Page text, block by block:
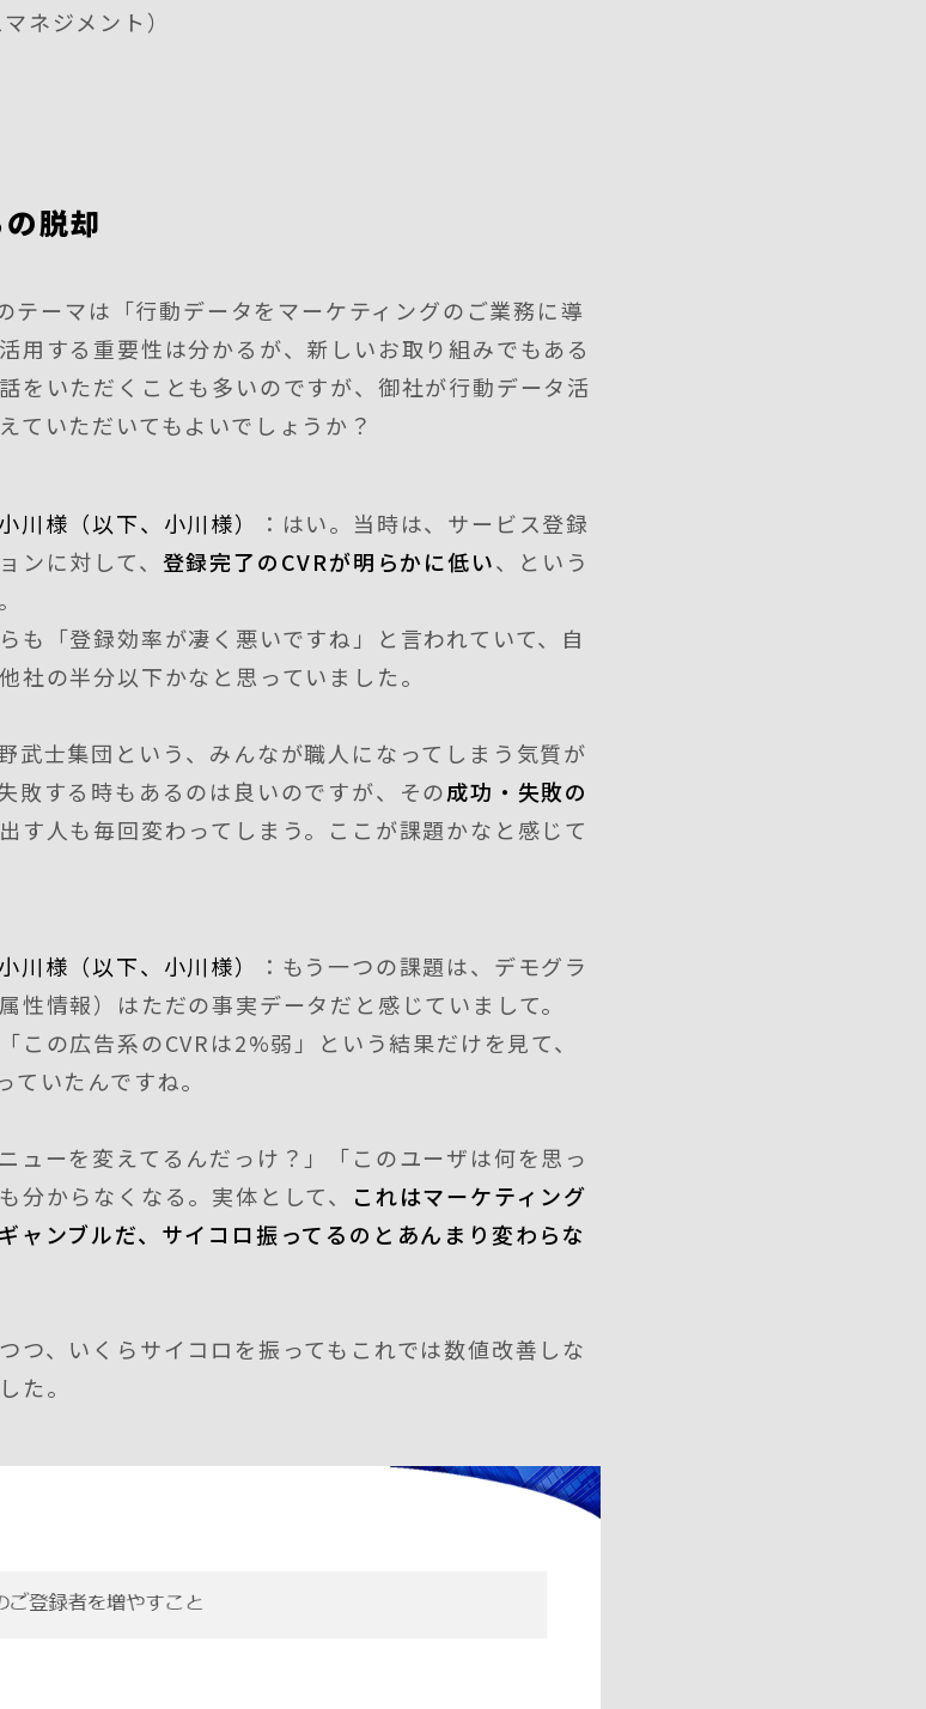
ネジメント）
脱却
テーマは「行動データをマーケティングのご業務に導
用する重要性は分かるが、新しいお取り組みでもある
をいただくことも多いのですが、御社が行動データ活
ていただいてもよいでしょうか？
川様（以下、小川様）
：はい。当時は、サービス登録
ンに対して、 登録完了のCVRが明らかに低い、という
も「登録効率が凄く悪いですね」と言われていて、自
社の半分以下かなと思っていました。
武士集団という、みんなが職人になってしまう気質が
敗する時もあるのは良いのですが、その成功・失敗の
す人も毎回変わってしまう。ここが課題かなと感じて
川様（以下、小川様）
：もう一つの課題は、デモグラ
性情報）はただの事実データだと感じていまして。
この広告系のCVRは2%弱」という結果だけを見て、
いたんですね。
ューを変えてるんだっけ？」「このユーザは何を思っ
分からなくなる。実体として、
これはマーケティング
ャンブルだ、サイコロ振ってるのとあんまり変わらな
つ、いくらサイコロを振ってもこれでは数値改善しな
た。